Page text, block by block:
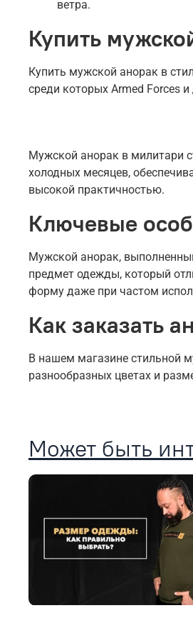
ветра.
Купить
Купить мужской анорак в
среди которых Armed Forces
Мужской анорак в милитари
холодных месяцев,
высокой практичностью.
Ключевые
Мужской анорак,
предмет одежды, который
форму даже при частом
Как заказать
В нашем магазине стильной
разнообразных цветах и
Может быть